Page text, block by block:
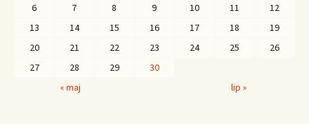
6
7 8 9 10 11
12
13
14 15 16 17 18
19
20
21 22 23 24 25
26
27
28 29
30
« maj
lip »